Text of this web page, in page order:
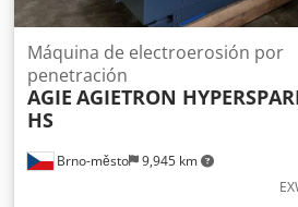
Brno-město 9,945 km
Máquina de electroerosión por
penetración
AGIE AGIETRON
HS